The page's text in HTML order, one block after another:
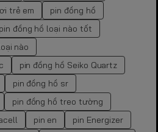
trẻ em
pin đồng hồ
pin đồng hồ loại nào tốt
nào
pin đồng hồ Seiko Quartz
pin đồng hồ sr
pin đồng hồ treo tường
pin en
pin Energizer